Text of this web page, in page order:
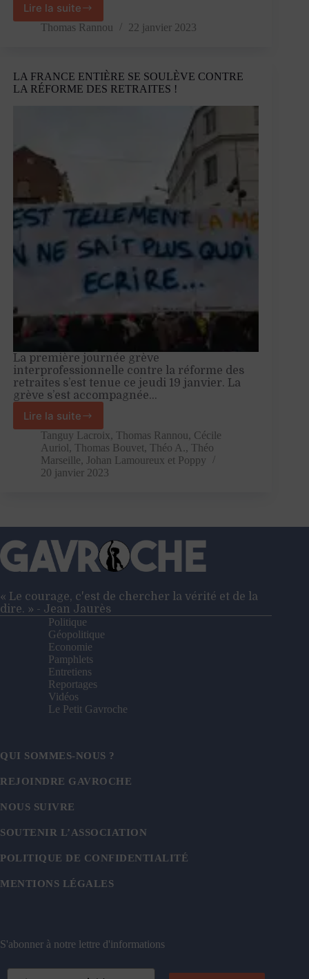
Lire la suite
La
jeunesse
contre
la
Thomas Rannou 22 janvier 2023
LA FRANCE ENTIÈRE SE SOULÈVE CONTRE
LA RÉFORME DES RETRAITES !
La première journée grève
interprofessionnelle contre la réforme des
retraites s’est tenue ce jeudi 19 janvier. La
grève s’est accompagnée…
Lire la suite
La
France
entière
se
soulève
des
retraites
Tanguy Lacroix, Thomas Rannou, Cécile
Auriol, Thomas Bouvet, Théo A., Théo
Marseille, Johan Lamoureux et Poppy
20 janvier 2023
« Le courage, c'est de chercher la vérité et de la
dire. » - Jean Jaurès
Politique
Géopolitique
Economie
Pamphlets
Entretiens
Reportages
Vidéos
Le Petit Gavroche
QUI SOMMES-NOUS ?
REJOINDRE GAVROCHE
NOUS SUIVRE
SOUTENIR L’ASSOCIATION
POLITIQUE DE CONFIDENTIALITÉ
MENTIONS LÉGALES
S'abonner à notre lettre d'informations